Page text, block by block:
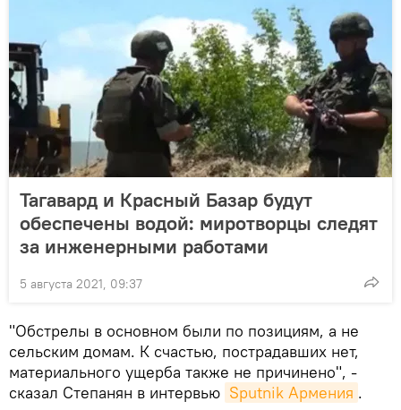
Тагавард и Красный Базар будут
обеспечены водой: миротворцы следят
за инженерными работами
5 августа 2021, 09:37
"Обстрелы в основном были по позициям, а не
сельским домам. К счастью, пострадавших нет,
материального ущерба также не причинено", -
сказал Степанян в интервью Sputnik Армения .